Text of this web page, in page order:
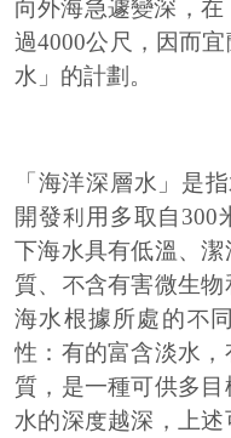
向外海急遽變深，
過4000公尺，因而
水」的計劃。
「海洋深層水」是
開發利用多取自300
下海水具有低溫、
質、不含有害微生
海水根據所處的不
性：有的富含淡水
質，是一種可供多
水的深度越深，上